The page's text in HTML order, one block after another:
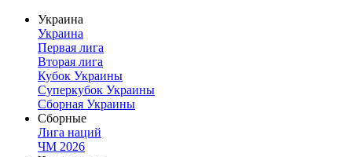
Украина
Украина
Первая лига
Вторая лига
Кубок Украины
Суперкубок Украины
Сборная Украины
Сборные
Лига наций
ЧМ 2026